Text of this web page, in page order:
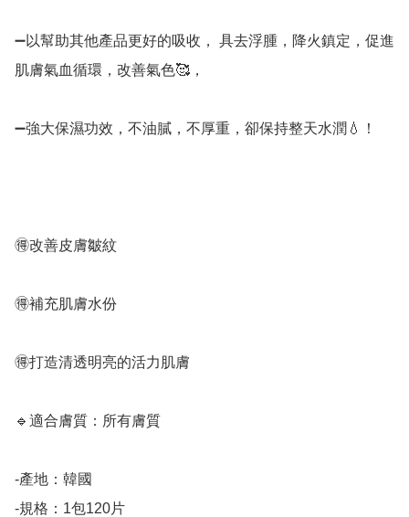
➖以幫助其他產品更好的吸收， 具去浮腫，降火鎮定，促進
肌膚氣血循環，改善氣色🥰，
➖強大保濕功效，不油膩，不厚重，卻保持整天水潤💧！
🉐改善皮膚皺紋
🉐補充肌膚水份
🉐打造清透明亮的活力肌膚
🔹適合膚質：所有膚質
-產地：韓國
-規格：1包120片